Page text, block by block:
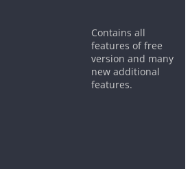
Contains all
features of free
version and many
new additional
features.